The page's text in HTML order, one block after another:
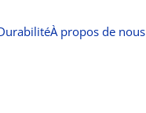
À propos de nous